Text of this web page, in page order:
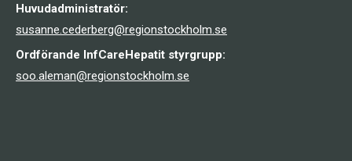
Huvudadministratör:
susanne.cederberg@regionstockholm.se
Ordförande InfCareHepatit styrgrupp:
soo.aleman@regionstockholm.se